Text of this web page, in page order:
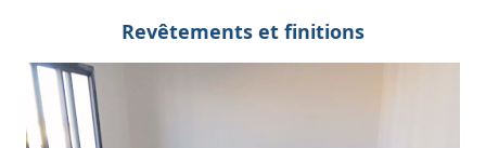
Revêtements et finitions